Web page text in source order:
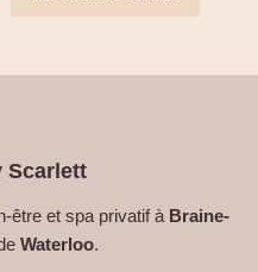
Scarlett
être et spa privatif à Braine-
Waterloo.